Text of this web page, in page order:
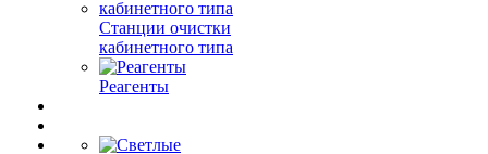
Станции очистки
кабинетного типа
Реагенты